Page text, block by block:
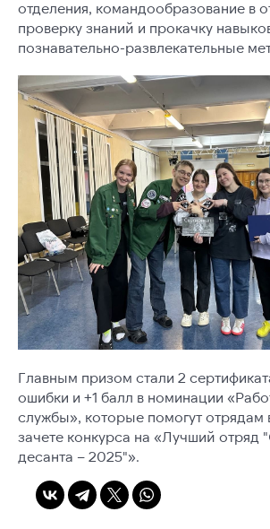
отделения, командообразование в
проверку знаний и прокачку
познавательно-развлекательные
Главным призом стали 2
ошибки и +1 балл в номинации
службы», которые помогут отрядам
зачете конкурса на «Лучший отряд
десанта – 2025"».